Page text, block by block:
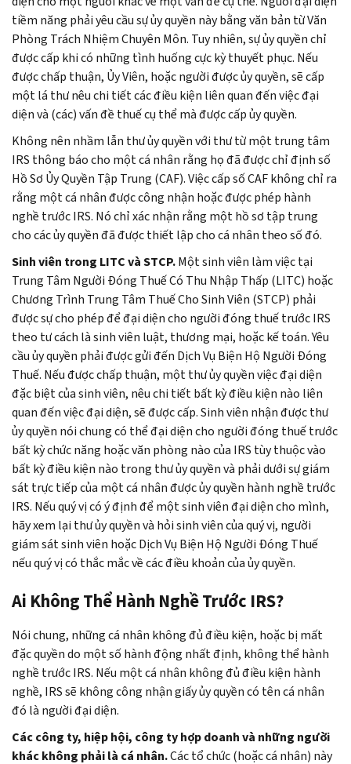
tiềm năng phải yêu cầu sự ủy quyền này bằng văn bản từ Văn
Phòng Trách Nhiệm Chuyên Môn. Tuy nhiên, sự ủy quyền chỉ
được cấp khi có những tình huống cực kỳ thuyết phục. Nếu
được chấp thuận, Ủy Viên, hoặc người được ủy quyền, sẽ cấp
một lá thư nêu chi tiết các điều kiện liên quan đến việc đại
diện và (các) vấn đề thuế cụ thể mà được cấp ủy quyền.
Không nên nhầm lẫn thư ủy quyền với thư từ một trung tâm
IRS thông báo cho một cá nhân rằng họ đã được chỉ định số
Hồ Sơ Ủy Quyền Tập Trung (CAF). Việc cấp số CAF không chỉ ra
rằng một cá nhân được công nhận hoặc được phép hành
nghề trước IRS. Nó chỉ xác nhận rằng một hồ sơ tập trung
cho các ủy quyền đã được thiết lập cho cá nhân theo số đó.
Sinh viên trong LITC và STCP.Một sinh viên làm việc tại
Trung Tâm Người Đóng Thuế Có Thu Nhập Thấp (LITC) hoặc
Chương Trình Trung Tâm Thuế Cho Sinh Viên (STCP) phải
được sự cho phép để đại diện cho người đóng thuế trước IRS
theo tư cách là sinh viên luật, thương mại, hoặc kế toán. Yêu
cầu ủy quyền phải được gửi đến Dịch Vụ Biện Hộ Người Đóng
Thuế. Nếu được chấp thuận, một thư ủy quyền việc đại diện
đặc biệt của sinh viên, nêu chi tiết bất kỳ điều kiện nào liên
quan đến việc đại diện, sẽ được cấp. Sinh viên nhận được thư
ủy quyền nói chung có thể đại diện cho người đóng thuế trước
bất kỳ chức năng hoặc văn phòng nào của IRS tùy thuộc vào
bất kỳ điều kiện nào trong thư ủy quyền và phải dưới sự giám
sát trực tiếp của một cá nhân được ủy quyền hành nghề trước
IRS. Nếu quý vị có ý định để một sinh viên đại diện cho mình,
hãy xem lại thư ủy quyền và hỏi sinh viên của quý vị, người
giám sát sinh viên hoặc Dịch Vụ Biện Hộ Người Đóng Thuế
nếu quý vị có thắc mắc về các điều khoản của ủy quyền.
Ai Không Thể Hành Nghề Trước IRS?
Nói chung, những cá nhân không đủ điều kiện, hoặc bị mất
đặc quyền do một số hành động nhất định, không thể hành
nghề trước IRS. Nếu một cá nhân không đủ điều kiện hành
nghề, IRS sẽ không công nhận giấy ủy quyền có tên cá nhân
đó là người đại diện.
Các công ty, hiệp hội, công ty hợp doanh và những người
khác không phải là cá nhân.Các tổ chức (hoặc cá nhân) này